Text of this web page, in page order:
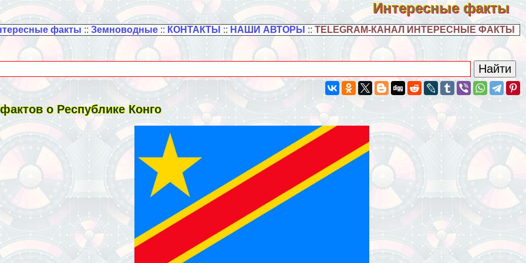
Интересные факты
факты :: Земноводные:: КОНТАКТЫ :: НАШИ АВТОРЫ :: TELEGRAM-КАНАЛ ИНТЕРЕСНЫЕ ФАКТЫ
о Республике Конго